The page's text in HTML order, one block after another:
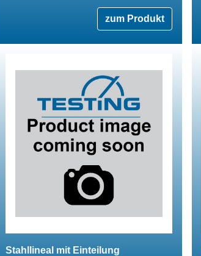
zum Produkt
Stahllineal mit Einteilung